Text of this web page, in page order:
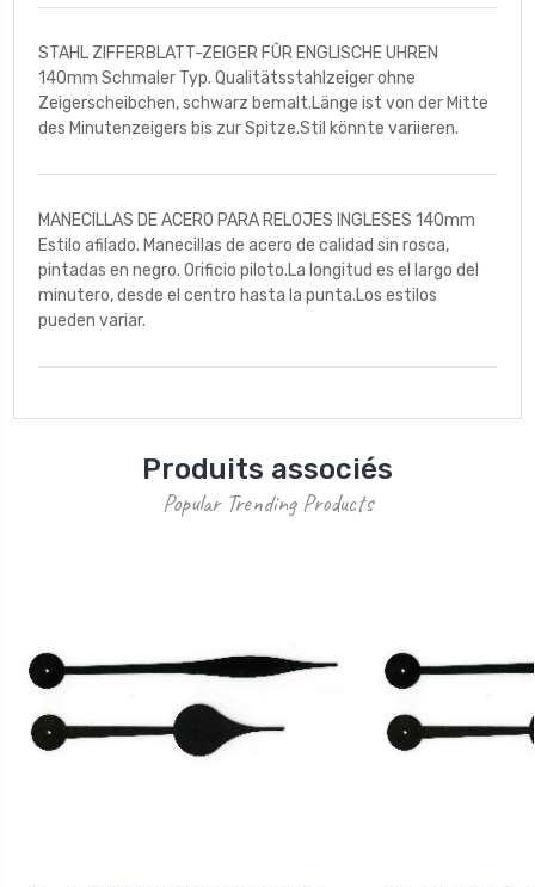
STAHL ZIFFERBLATT-ZEIGER FÛR ENGLISCHE UHREN
140mm Schmaler Typ. Qualitätsstahlzeiger ohne
Zeigerscheibchen, schwarz bemalt.Länge ist von der Mitte
des Minutenzeigers bis zur Spitze.Stil könnte variieren.
MANECILLAS DE ACERO PARA RELOJES INGLESES 140mm
Estilo afilado. Manecillas de acero de calidad sin rosca,
pintadas en negro. Orificio piloto.La longitud es el largo del
minutero, desde el centro hasta la punta.Los estilos
pueden variar.
Produits associés
Popular Trending Products